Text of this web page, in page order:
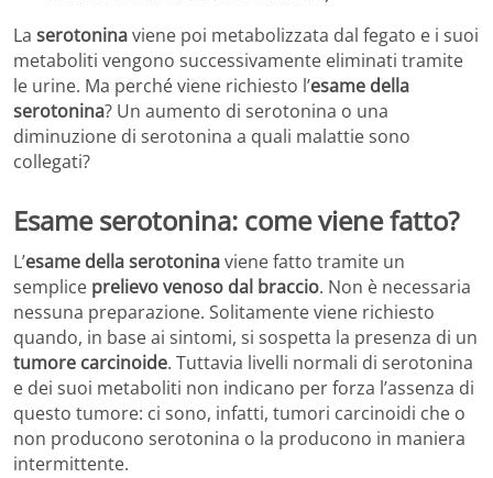
La serotoninaviene poi metabolizzata dal fegato e i suoi
metaboliti vengono successivamente eliminati tramite
le urine. Ma perché viene richiesto l’esame della
serotonina? Un aumento di serotonina o una
diminuzione di serotonina a quali malattie sono
collegati?
Esame serotonina: come viene fatto?
L’esame della serotoninaviene fatto tramite un
semplice prelievo venoso dal braccio. Non è necessaria
nessuna preparazione. Solitamente viene richiesto
quando, in base ai sintomi, si sospetta la presenza di un
tumore carcinoide. Tuttavia livelli normali di serotonina
e dei suoi metaboliti non indicano per forza l’assenza di
questo tumore: ci sono, infatti, tumori carcinoidi che o
non producono serotonina o la producono in maniera
intermittente.